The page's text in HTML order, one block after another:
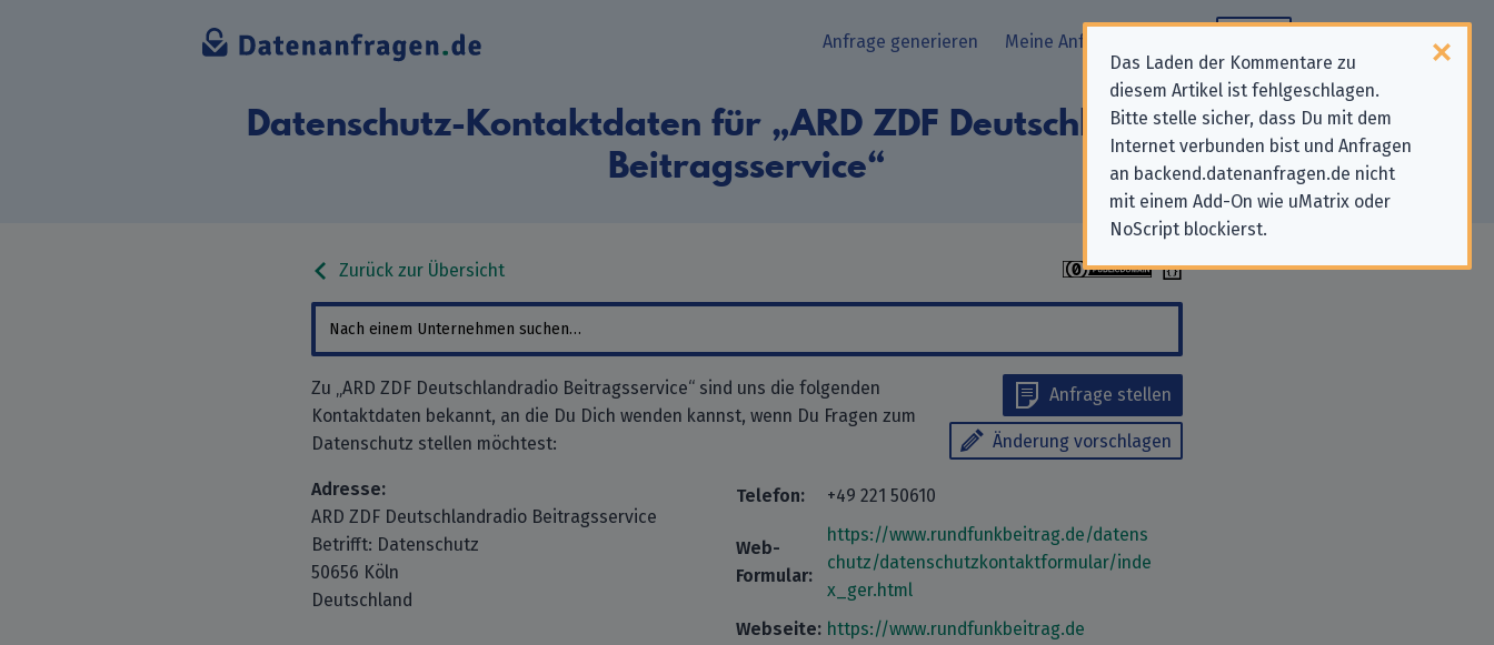
Das Laden der Kommentare zu
diesem Artikel ist fehlgeschlagen.
Bitte stelle sicher, dass Du mit dem
Internet verbunden bist und Anfragen
an backend.datenanfragen.de nicht
mit einem Add-On wie uMatrix oder
NoScript blockierst.
Anfrage generieren Meine Anfragen
Datenschutz-Kontaktdaten für „ARD ZDF Deutschlandradio
Beitragsservice“
Zurück zur Übersicht
Anfrage stellen
Änderung vorschlagen
Zu „ARD ZDF Deutschlandradio Beitragsservice“ sind uns die folgenden
Kontaktdaten bekannt, an die Du Dich wenden kannst, wenn Du Fragen zum
Datenschutz stellen möchtest:
Adresse:
ARD ZDF Deutschlandradio Beitragsservice
Betrifft: Datenschutz
50656 Köln
Deutschland
Telefon: +49 221 50610
Web-
Formular:
https://www.rundfunkbeitrag.de/datens
chutz/datenschutzkontaktformular/inde
x_ger.html
Webseite: https://www.rundfunkbeitrag.de